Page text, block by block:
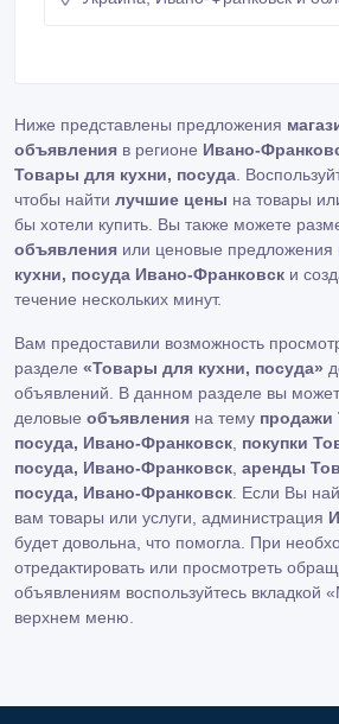
Ниже представлены предложения
объявления в регионе Ивано-
Товары для кухни, посуда .
чтобы найти лучшие цены на товары
бы хотели купить. Вы также можете
объявления или ценовые предложения
кухни, посуда Ивано-Франковск и
течение нескольких минут.
Вам предоставили возможность
разделе «Товары для кухни, посуда»
объявлений. В данном разделе вы
деловые объявления на тему продажи
посуда, Ивано-Франковск покупки
посуда, Ивано-Франковск аренды
посуда, Ивано-Франковск . Если Вы
вам товары или услуги, администрация
будет довольна, что помогла. При
отредактировать или просмотреть
объявлениям воспользуйтесь вкладкой
верхнем меню.